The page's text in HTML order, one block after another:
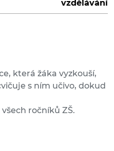
vzdělávání
která žáka vyzkouší,
s ním učivo, dokud
ročníků ZŠ.